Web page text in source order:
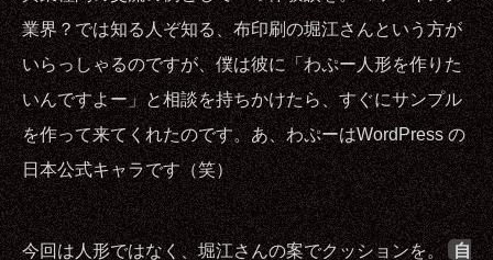
業界？では知る人ぞ知る、布印刷の堀江さんという方が
いらっしゃるのですが、僕は彼に「わぷー人形を作りた
いんですよー」と相談を持ちかけたら、すぐにサンプル
を作って来てくれたのです。あ、わぷーはWordPress の
日本公式キャラです（笑）
今回は人形ではなく、堀江さんの案でクッションを。 自